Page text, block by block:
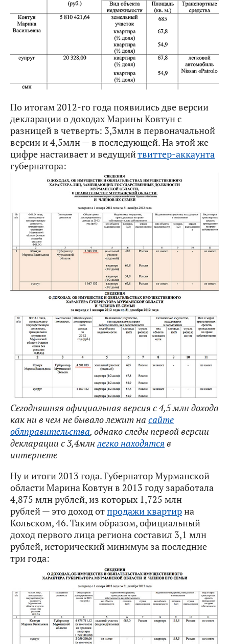
По итогам 2012-го года появились две версии
декларации о доходах Марины Ковтун с
разницей в четверть: 3,3млн в первоначальной
версии и 4,5млн — в последующей. На этой же
цифре настаивает и ведущийтвиттер-аккаунта
губернатора:
Сегодняшняя официальная версия с 4,5 млн дохода
как ни в чем не бывало лежит на сайте
облправительства, однако следы первой версии
декларации с 3,4млнлегко находятся в
интернете
Ну и итоги 2013 года. Губернатор Мурманской
области Марина Ковтун в 2013 году заработала
4,875 млн рублей, из которых 1,725 млн
рублей — это доход отпродажи квартирна
Кольском, 46. Таким образом, официальный
доход первого лица региона составил 3,1 млн
рублей, исторический минимум за последние
три года: